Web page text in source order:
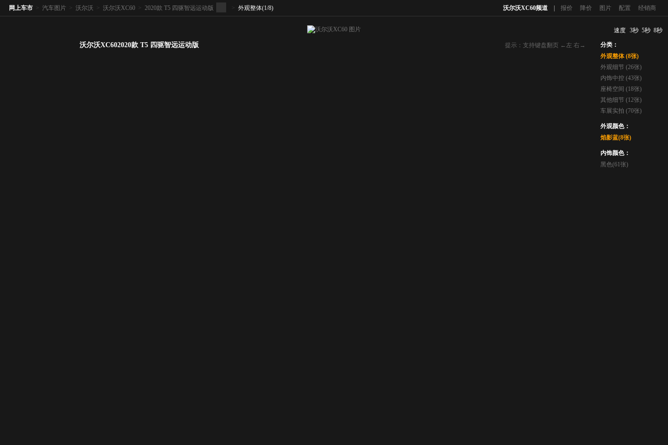
沃尔沃XC60频道 报价 降价 图片 配置 经销商
网上车市 > 汽车图片 > 沃尔沃 > 沃尔沃XC60 > 2020款 T5 四驱智远运动版 > 外观整体(1/8)
提示：支持键盘翻页 ←左 右→
沃尔沃XC602020款 T5 四驱智远运动版
速度 3秒 5秒 8秒
分类：
外观整体 (8张)
外观细节 (26张)
内饰中控 (43张)
座椅空间 (18张)
其他细节 (12张)
车展实拍 (70张)
外观颜色：
焰影蓝(8张)
内饰颜色：
黑色(61张)